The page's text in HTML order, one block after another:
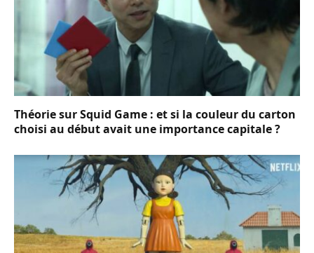
Théorie sur Squid Game : et si la couleur du carton
choisi au début avait une importance capitale ?